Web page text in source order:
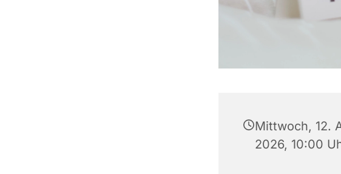
Mittwoch, 12.
2026, 10:00